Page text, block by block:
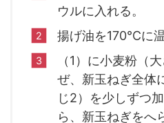
ウルに入れる。
揚げ油を170℃に温
（1）に小麦粉（
ぜ、新玉ねぎ全体
じ2）を少しずつ
ら、新玉ねぎをへ